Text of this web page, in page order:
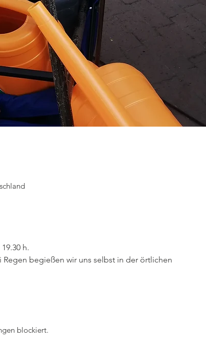
h.
begießen wir uns selbst in der örtlichen
blockiert.